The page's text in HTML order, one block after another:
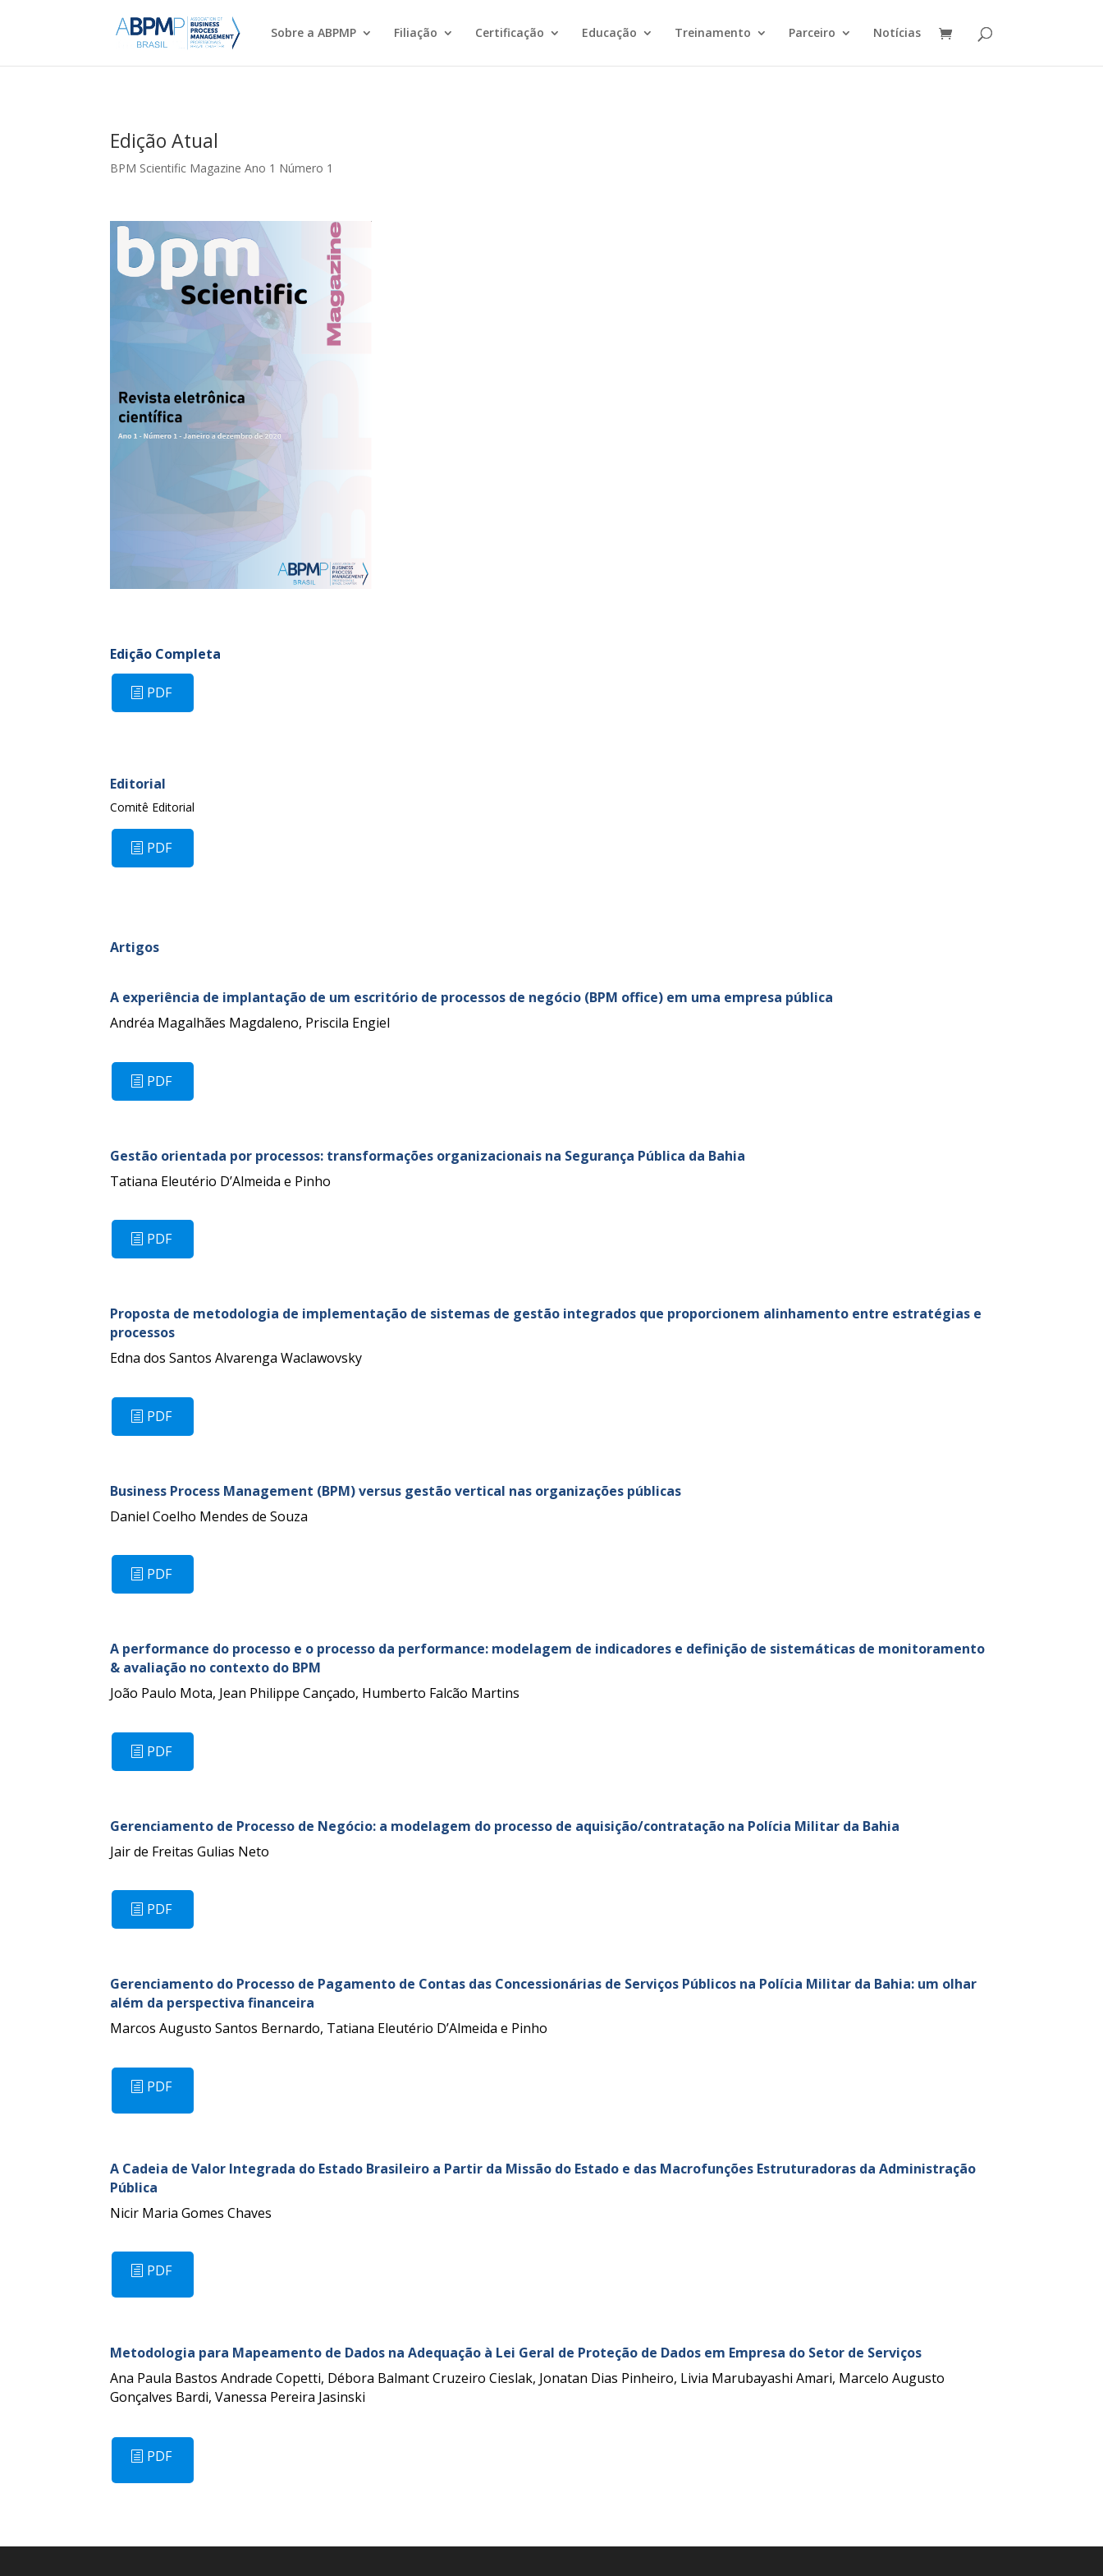
Sobre a ABPMP Filiação Certificação Educação Treinamento Parceiro Notícias
Edição Atual
BPM Scientific Magazine Ano 1 Número 1
Edição Completa
PDF
Editorial
Comitê Editorial
PDF
Artigos
A experiência de implantação de um escritório de processos de negócio (BPM office) em uma empresa pública
Andréa Magalhães Magdaleno, Priscila Engiel
PDF
Gestão orientada por processos: transformações organizacionais na Segurança Pública da Bahia
Tatiana Eleutério D’Almeida e Pinho
PDF
Proposta de metodologia de implementação de sistemas de gestão integrados que proporcionem alinhamento entre estratégias e
processos
Edna dos Santos Alvarenga Waclawovsky
PDF
Business Process Management (BPM) versus gestão vertical nas organizações públicas
Daniel Coelho Mendes de Souza
PDF
A performance do processo e o processo da performance: modelagem de indicadores e definição de sistemáticas de monitoramento
& avaliação no contexto do BPM
João Paulo Mota, Jean Philippe Cançado, Humberto Falcão Martins
PDF
Gerenciamento de Processo de Negócio: a modelagem do processo de aquisição/contratação na Polícia Militar da Bahia
Jair de Freitas Gulias Neto
PDF
Gerenciamento do Processo de Pagamento de Contas das Concessionárias de Serviços Públicos na Polícia Militar da Bahia: um olhar
além da perspectiva financeira
Marcos Augusto Santos Bernardo, Tatiana Eleutério D’Almeida e Pinho
PDF
A Cadeia de Valor Integrada do Estado Brasileiro a Partir da Missão do Estado e das Macrofunções Estruturadoras da Administração
Pública
Nicir Maria Gomes Chaves
PDF
Metodologia para Mapeamento de Dados na Adequação à Lei Geral de Proteção de Dados em Empresa do Setor de Serviços
Ana Paula Bastos Andrade Copetti, Débora Balmant Cruzeiro Cieslak, Jonatan Dias Pinheiro, Livia Marubayashi Amari, Marcelo Augusto
Gonçalves Bardi, Vanessa Pereira Jasinski
PDF